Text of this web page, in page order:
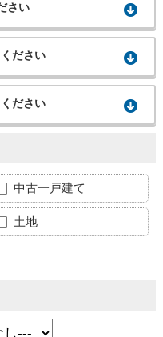
さい
ださい
ださい
中古一戸建て
土地